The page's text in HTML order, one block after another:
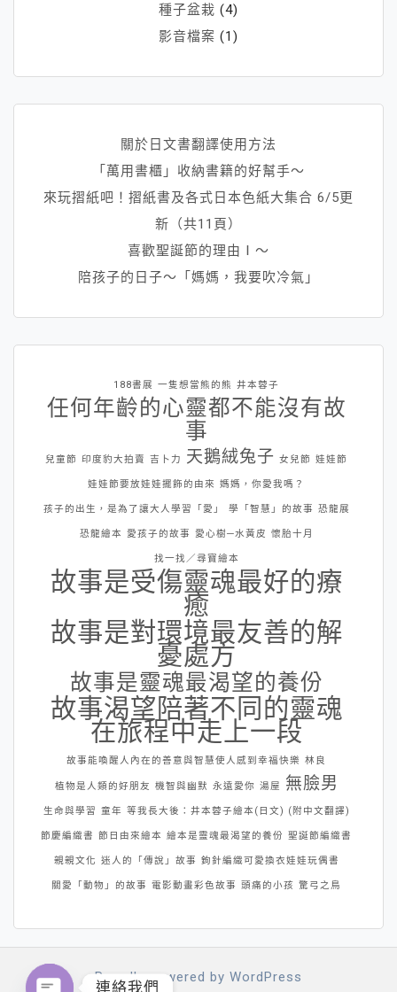
種子盆栽 (4)
影音檔案 (1)
關於日文書翻譯使用方法
「萬用書櫃」收納書籍的好幫手～
來玩摺紙吧！摺紙書及各式日本色紙大集合 6/5更
新（共11頁）
喜歡聖誕節的理由Ⅰ～
陪孩子的日子～「媽媽，我要吹冷氣」
188書展 一隻想當熊的熊 井本蓉子
任何年齡的心靈都不能沒有故
事
兒童節 印度豹大拍賣 吉卜力 天鵝絨兔子 女兒節 娃娃節
娃娃節要放娃娃擺飾的由來 媽媽，你愛我嗎？
孩子的出生，是為了讓大人學習「愛」 學「智慧」的故事 恐龍展
恐龍繪本 愛孩子的故事 愛心樹─水黃皮 懷胎十月
找一找／尋寶繪本
故事是受傷靈魂最好的療
癒
故事是對環境最友善的解
憂處方
故事是靈魂最渴望的養份
故事渴望陪著不同的靈魂
在旅程中走上一段
故事能喚醒人內在的善意與智慧使人感到幸福快樂 林良
植物是人類的好朋友 機智與幽默 永遠愛你 湯屋 無臉男
生命與學習 童年 等我長大後：井本蓉子繪本(日文) (附中文翻譯)
節慶編織書 節日由來繪本 繪本是靈魂最渴望的養份 聖誕節編織書
親親文化 迷人的「傳說」故事 鉤針編織可愛換衣娃娃玩偶書
關愛「動物」的故事 電影動畫彩色故事 頭痛的小孩 驚弓之鳥
Proudly powered by WordPress
連絡我們